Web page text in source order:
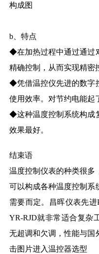
构成图
b、特点
◆在加热过程中通过通过
精确控制，从而实现精密
◆凭借温控仪先进的数字
使用效率。对节约电能起
◆这种温度控制系统构成
效果最好。
结束语
温度控制仪表的种类很多
可以构成各种温度控制系
需要而定。昌晖仪表先
YR-RJD就非常适合复杂
无超调和欠调，性能与国
击图片进入温控器选型